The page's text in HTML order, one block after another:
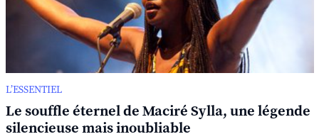
L’ESSENTIEL
Le souffle éternel de Maciré Sylla, une légende
silencieuse mais inoubliable